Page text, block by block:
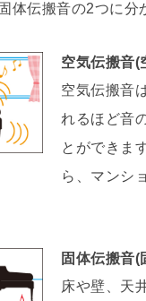
体伝搬音の2つに分
空気伝搬音(
空気伝搬音
れるほど音
とができま
ら、マンシ
固体伝搬音(
床や壁、天